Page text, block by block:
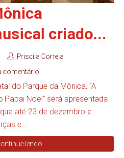
criado...
Priscila Correia
comentário
do Parque da Mônica, “A
Papai Noel” será apresentada
até 23 de dezembro e
e...
lendo